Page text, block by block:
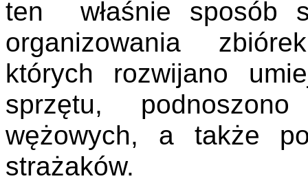
ten
właśnie sposób
organizowania
których rozwijano
sprzętu,
wężowych, a także
strażaków.